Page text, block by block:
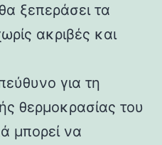
ξεπεράσει τα
ακριβές και
για τη
θερμοκρασίας του
μπορεί να